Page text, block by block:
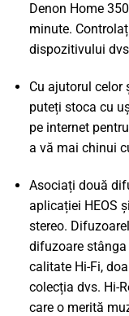
Denon Home
minute.
dispozitivului
Cu ajutorul celor
puteți stoca cu
pe internet
a vă mai chinui
Asociați două
aplicației HEOS
stereo.
difuzoare
calitate Hi-Fi,
colecția dvs. Hi-
care o merită